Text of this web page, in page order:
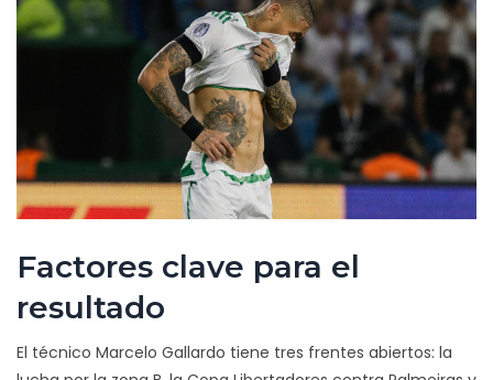
Factores clave para el
resultado
El técnico Marcelo Gallardo tiene tres frentes abiertos: la